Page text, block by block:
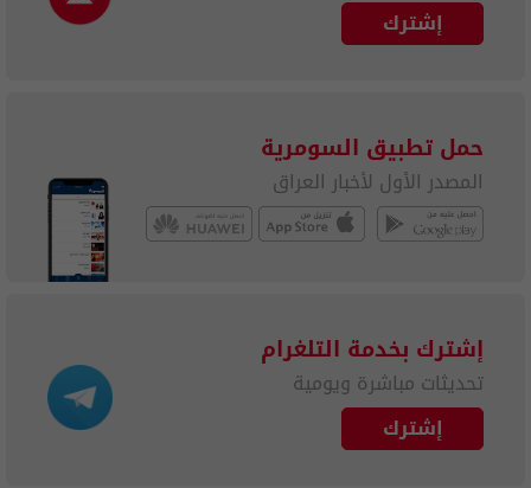
إشترك
حمل تطبيق السومرية
المصدر الأول لأخبار العراق
إشترك بخدمة التلغرام
تحديثات مباشرة ويومية
إشترك